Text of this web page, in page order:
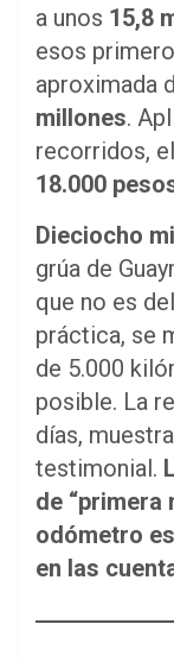
a unos 15,8
esos
aproximada
millones.
recorridos,
18.000
Dieciocho
grúa de
que no es
práctica, se
de 5.000
posible. La
días,
testimonial.
de “primera
odómetro
en las